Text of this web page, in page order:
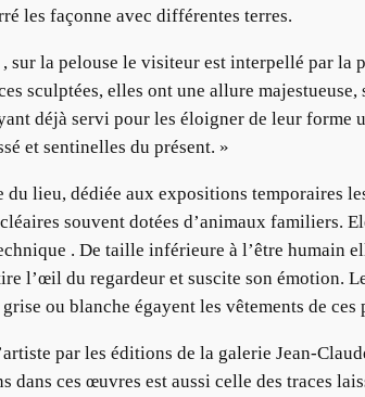
les façonne avec différentes terres.
sur la pelouse le visiteur est interpellé par
sculptées, elles ont une allure
déjà servi pour les éloigner de leur
et sentinelles du présent. »
lieu, dédiée aux expositions temporaires
souvent dotées d’animaux familiers.
. De taille inférieure à l’être humain
l’œil du regardeur et suscite son émotion.
ou blanche égayent les vêtements de ces
par les éditions de la galerie Jean-
dans ces œuvres est aussi celle des traces